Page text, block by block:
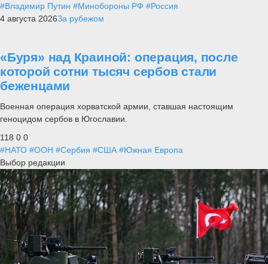
#Владимир Путин #Минобороны РФ #Россия
4 августа 2026За рубежом
«Буря» над Краиной: операция, после
которой сотни тысяч сербов стали
беженцами
Военная операция хорватской армии, ставшая настоящим
геноцидом сербов в Югославии.
118 0 0
#НАТО #ООН #Сербия #США #Южная Европа
Выбор редакции